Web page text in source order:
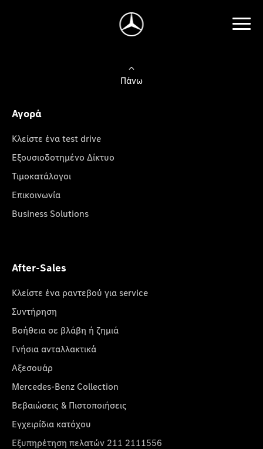
Πάνω
Αγορά
Κλείστε ένα test drive
Εξουσιοδοτημένο Δίκτυο
Τιμοκατάλογοι
Επικοινωνία
Business Solutions
After-Sales
Κλείστε ένα ραντεβού για service
Συντήρηση
Βοήθεια σε βλάβη ή ζημιά
Γνήσια ανταλλακτικά
Αξεσουάρ
Mercedes-Benz Collection
Βεβαιώσεις & Πιστοποιήσεις
Εγχειρίδια κατόχου
Εξυπηρέτηση πελατών 211 2111556